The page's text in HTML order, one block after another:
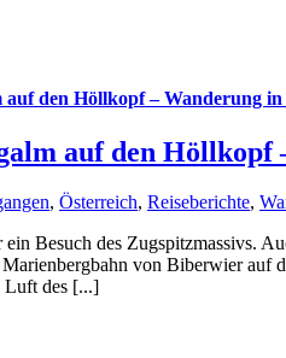
den Höllkopf – Wanderung
auf den
, Österreich, Reiseberichte,
Besuch des Zugspitzmassivs.
von Biberwier auf
Luft des [...]